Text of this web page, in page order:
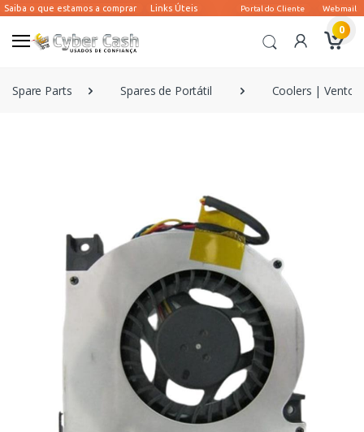
0
Spare Parts Spares de Portátil Coolers |